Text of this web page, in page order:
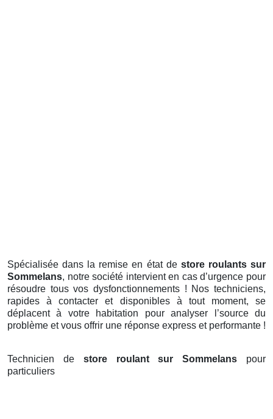
Spécialisée dans la remise en état de store roulants sur
Sommelans, notre société intervient en cas d’urgence pour
résoudre tous vos dysfonctionnements ! Nos techniciens,
rapides à contacter et disponibles à tout moment, se
déplacent à votre habitation pour analyser l’source du
problème et vous offrir une réponse express et performante !
Technicien de store roulant sur Sommelans pour
particuliers